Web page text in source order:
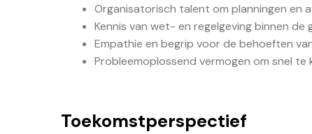
Organisatorisch talent om planningen en
Kennis van wet- en regelgeving binnen de
Empathie en begrip voor de behoeften
Probleemoplossend vermogen om snel
Toekomstperspectief